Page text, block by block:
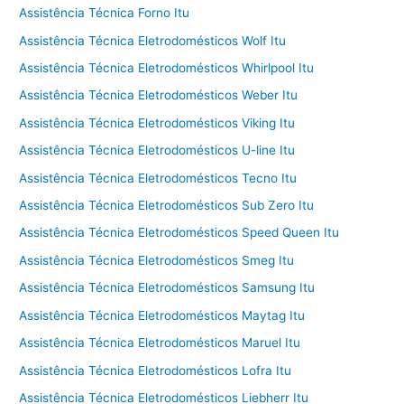
Assistência Técnica Forno Itu
Assistência Técnica Eletrodomésticos Wolf Itu
Assistência Técnica Eletrodomésticos Whirlpool Itu
Assistência Técnica Eletrodomésticos Weber Itu
Assistência Técnica Eletrodomésticos Viking Itu
Assistência Técnica Eletrodomésticos U-line Itu
Assistência Técnica Eletrodomésticos Tecno Itu
Assistência Técnica Eletrodomésticos Sub Zero Itu
Assistência Técnica Eletrodomésticos Speed Queen Itu
Assistência Técnica Eletrodomésticos Smeg Itu
Assistência Técnica Eletrodomésticos Samsung Itu
Assistência Técnica Eletrodomésticos Maytag Itu
Assistência Técnica Eletrodomésticos Maruel Itu
Assistência Técnica Eletrodomésticos Lofra Itu
Assistência Técnica Eletrodomésticos Liebherr Itu